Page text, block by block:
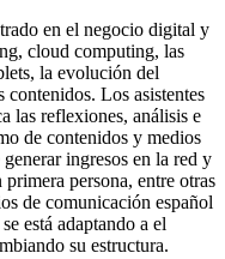
en el negocio digital y
cloud computing, las
la evolución del
Los asistentes
las reflexiones, análisis e
de contenidos y medios
ingresos en la red y
persona, entre otras
de comunicación español
está adaptando a el
su estructura.